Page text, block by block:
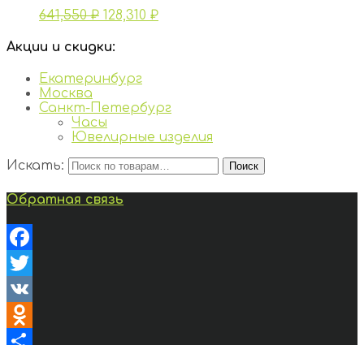
641,550₽ 128,310 ₽
Акции и скидки:
Екатеринбург
Москва
Санкт-Петербург
Часы
Ювелирные изделия
Искать:
Поиск
Обратная связь
Facebook
Twitter
VK
Odnoklassniki